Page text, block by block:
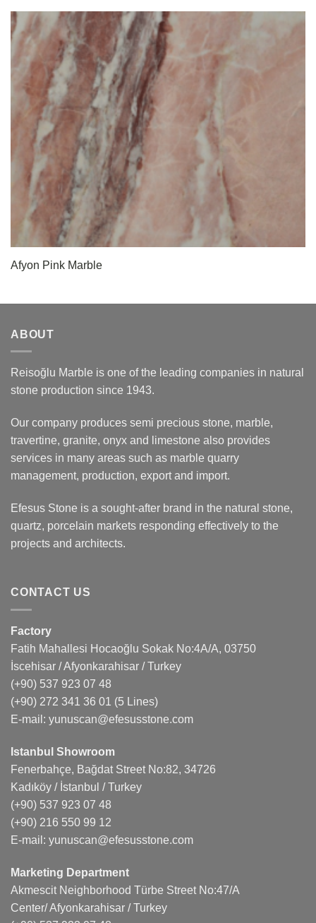
Afyon Pink Marble
ABOUT
Reisoğlu Marble is one of the leading companies in natural
stone production since 1943.
Our company produces semi precious stone, marble,
travertine, granite, onyx and limestone also provides
services in many areas such as marble quarry
management, production, export and import.
Efesus Stone is a sought-after brand in the natural stone,
quartz, porcelain markets responding effectively to the
projects and architects.
CONTACT US
Factory
Fatih Mahallesi Hocaoğlu Sokak No:4A/A, 03750
İscehisar / Afyonkarahisar / Turkey
(+90) 537 923 07 48
(+90) 272 341 36 01 (5 Lines)
E-mail: yunuscan@efesusstone.com
Istanbul Showroom
Fenerbahçe, Bağdat Street No:82, 34726
Kadıköy / İstanbul / Turkey
(+90) 537 923 07 48
(+90) 216 550 99 12
E-mail: yunuscan@efesusstone.com
Marketing Department
Akmescit Neighborhood Türbe Street No:47/A
Center/ Afyonkarahisar / Turkey